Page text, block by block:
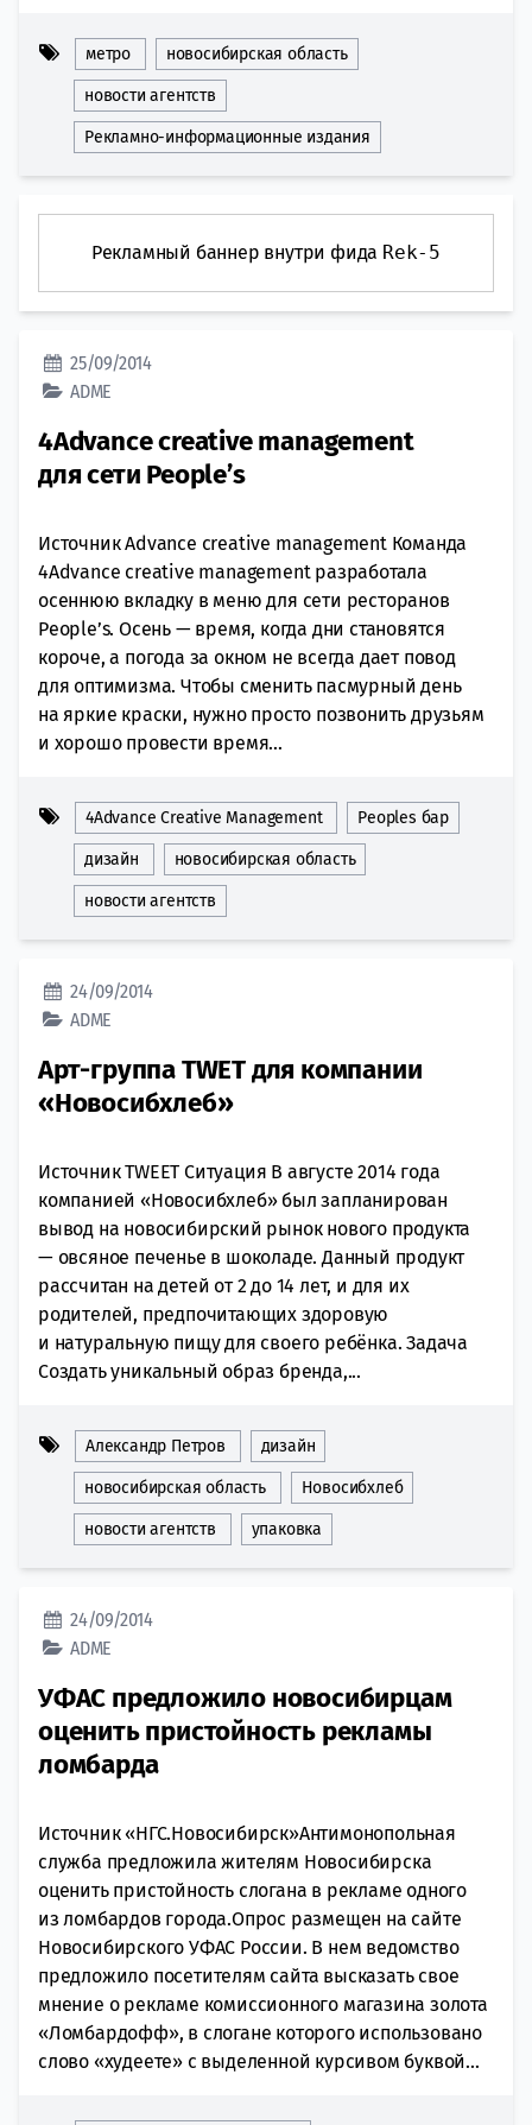
метро новосибирская область
новости агентств
Рекламно-информационные издания
Рекламный баннер внутри фида Rek-5
25/09/2014
ADME
4Advance creative management
для сети People’s
Источник Advance creative management Команда
4Advance creative management разработала
осеннюю вкладку в меню для сети ресторанов
People’s. Осень — время, когда дни становятся
короче, а погода за окном не всегда дает повод
для оптимизма. Чтобы сменить пасмурный день
на яркие краски, нужно просто позвонить друзьям
и хорошо провести время...
4Advance Creative Management Peoples бар
дизайн новосибирская область
новости агентств
24/09/2014
ADME
Арт-группа TWET для компании
«Новосибхлеб»
Источник TWEET Ситуация В августе 2014 года
компанией «Новосибхлеб» был запланирован
вывод на новосибирский рынок нового продукта
— овсяное печенье в шоколаде. Данный продукт
рассчитан на детей от 2 до 14 лет, и для их
родителей, предпочитающих здоровую
и натуральную пищу для своего ребёнка. Задача
Создать уникальный образ бренда,...
Александр Петров дизайн
новосибирская область Новосибхлеб
новости агентств упаковка
24/09/2014
ADME
УФАС предложило новосибирцам
оценить пристойность рекламы
ломбарда
Источник «НГС.Новосибирск»Антимонопольная
служба предложила жителям Новосибирска
оценить пристойность слогана в рекламе одного
из ломбардов города.Опрос размещен на сайте
Новосибирского УФАС России. В нем ведомство
предложило посетителям сайта высказать свое
мнение о рекламе комиссионного магазина золота
«Ломбардофф», в слогане которого использовано
слово «худеете» с выделенной курсивом буквой...